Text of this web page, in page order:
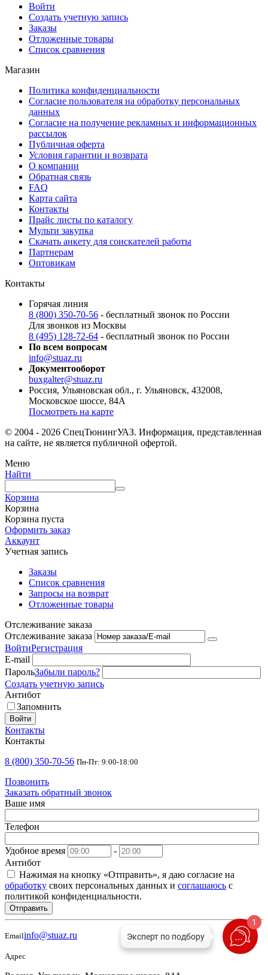
Войти
Создать учетную запись
Заказы
Отложенные товары
Список сравнения
Магазин
Политика конфиденциальности
Согласие пользователя на обработку персональных
данных
Согласие на получение рекламных и информационных
рассылок
Публичная оферта
Условия гарантии и возврата
О компании
Обратная связь
FAQ
Карта сайта
Контакты
Прайс листы по каталогу
Мульти закупка
Скачать анкету для соискателей работы
Партнерам
Оптовикам
Контакты
Горячая линия
8 (800) 350-70-56 - бесплатный звонок по России
Для звонков из Москвы
8 (495) 128-72-64 - бесплатный звонок по России
По всем вопросам
info@stuaz.ru
Документооборот
buxgalter@stuaz.ru
Россия, Ульяновская обл., г. Ульяновск, 432008,
Московское шоссе, 84А
Посмотреть на карте
© 2004 - 2026 СпецТюнингУАЗ. Информация, представленная
на сайте, не является публичной офертой.
Меню
Найти
Корзина
Корзина
Корзина пуста
Оформить заказ
Аккаунт
Учетная запись
Заказы
Список сравнения
Запросы на возврат
Отложенные товары
Отслеживание заказа
Отслеживание заказа
ВойтиРегистрация
E-mail
ПарольЗабыли пароль?
Создать учетную запись
Антибот
Запомнить
Войти
Контакты
Контакты
8 (800) 350-70-56 Пн-Пт: 9:00-18:00
Позвонить
Заказать обратный звонок
Ваше имя
Телефон
Удобное время
-
Антибот
Нажимая на кнопку «Отправить», я даю согласие на
обработку своих персональных данных и соглашаюсь с
политикой конфиденциальности.
Отправить
Emailinfo@stuaz.ru
Адрес
1